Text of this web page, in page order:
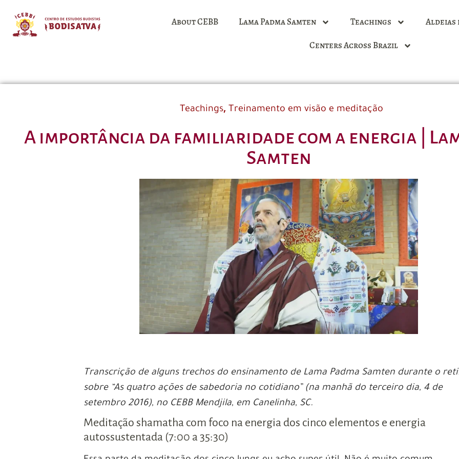
About CEBB Lama Padma Samten Teachings
Aldeias
Centers Across Brazil
Teachings, Treinamento em visão e meditação
A importância da familiaridade com a energia |
Samten
Transcrição de alguns trechos do ensinamento de Lama Padma Samten durante o
sobre “As quatro ações de sabedoria no cotidiano” (na manhã do terceiro dia, 4 de
setembro 2016), no CEBB Mendjila, em Canelinha, SC.
Meditação shamatha com foco na energia dos cinco elementos e energia
autossustentada (7:00 a 35:30)